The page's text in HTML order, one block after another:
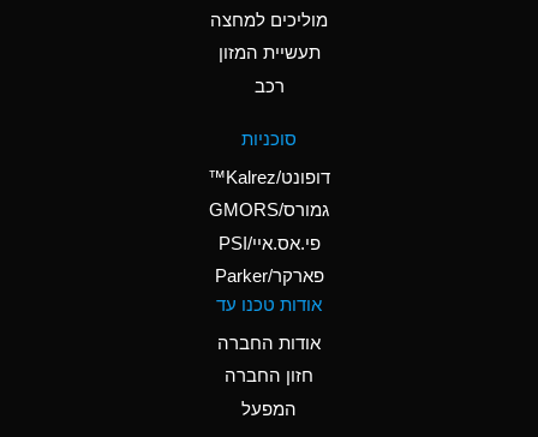
Ammonium Nitrite
Ammonium Persulfate
Ammonium Phosphate
A
Ammonium Sulfate
A
Amyl Acetate (Banana
מוליכים למחצה
תעשיית המזון
רכב
סוכניות
דופונט/Kalrez™
גמורס/GMORS
פי.אס.איי/PSI
פארקר/Parker
אודות טכנו עד
אודות החברה
חזון החברה
המפעל